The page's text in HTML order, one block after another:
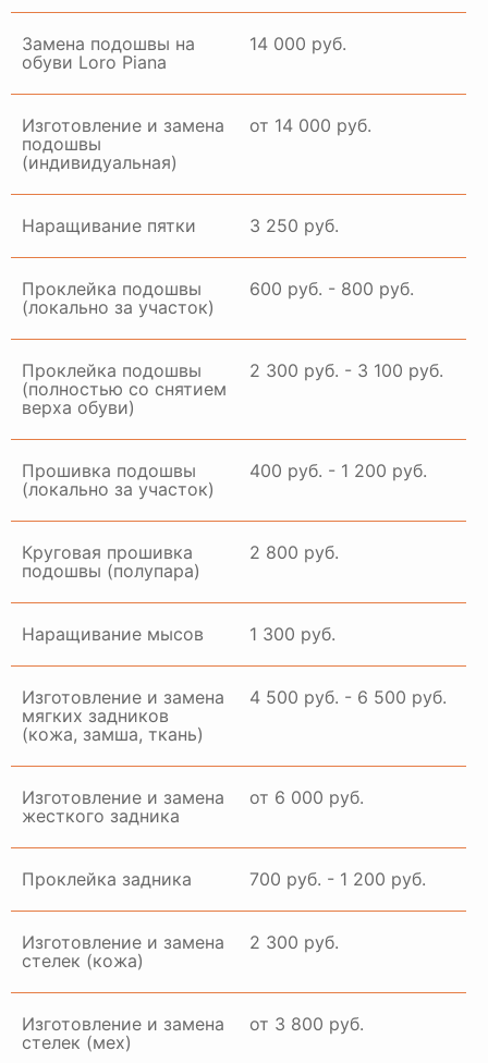
Замена подошвы на
обуви Loro Piana
14 000 руб.
Изготовление и замена
подошвы
(индивидуальная)
от 14 000 руб.
Наращивание пятки 3 250 руб.
Проклейка подошвы
(локально за участок)
600 руб. - 800 руб.
Проклейка подошвы
(полностью со снятием
верха обуви)
2 300 руб. - 3 100 руб.
Прошивка подошвы
(локально за участок)
400 руб. - 1 200 руб.
Круговая прошивка
подошвы (полупара)
2 800 руб.
Наращивание мысов 1 300 руб.
Изготовление и замена
мягких задников
(кожа, замша, ткань)
4 500 руб. - 6 500 руб.
Изготовление и замена
жесткого задника
от 6 000 руб.
Проклейка задника 700 руб. - 1 200 руб.
Изготовление и замена
стелек (кожа)
2 300 руб.
Изготовление и замена
стелек (мех)
от 3 800 руб.